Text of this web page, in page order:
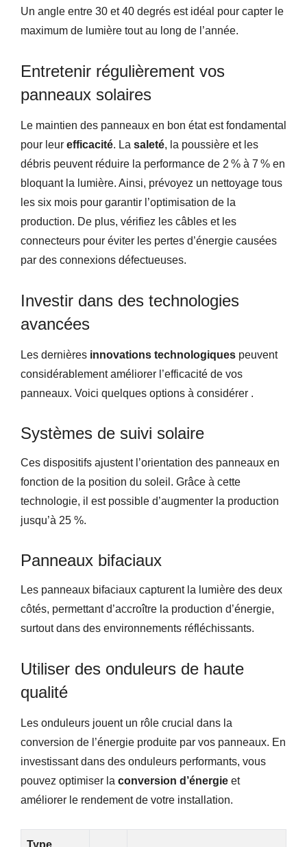
Un angle entre 30 et 40 degrés est idéal pour capter le
maximum de lumière tout au long de l’année.
Entretenir régulièrement vos
panneaux solaires
Le maintien des panneaux en bon état est fondamental
pour leur efficacité. La saleté, la poussière et les
débris peuvent réduire la performance de 2 % à 7 % en
bloquant la lumière. Ainsi, prévoyez un nettoyage tous
les six mois pour garantir l’optimisation de la
production. De plus, vérifiez les câbles et les
connecteurs pour éviter les pertes d’énergie causées
par des connexions défectueuses.
Investir dans des technologies
avancées
Les dernières innovations technologiques peuvent
considérablement améliorer l’efficacité de vos
panneaux. Voici quelques options à considérer .
Systèmes de suivi solaire
Ces dispositifs ajustent l’orientation des panneaux en
fonction de la position du soleil. Grâce à cette
technologie, il est possible d’augmenter la production
jusqu’à 25 %.
Panneaux bifaciaux
Les panneaux bifaciaux capturent la lumière des deux
côtés, permettant d’accroître la production d’énergie,
surtout dans des environnements réfléchissants.
Utiliser des onduleurs de haute
qualité
Les onduleurs jouent un rôle crucial dans la
conversion de l’énergie produite par vos panneaux. En
investissant dans des onduleurs performants, vous
pouvez optimiser la conversion d’énergie et
améliorer le rendement de votre installation.
Type